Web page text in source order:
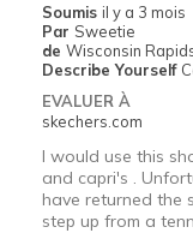
Width
Sizing
View On Shoes
Soumis il y a 3 mois
Par Sweetie
de Wisconsin
Describe Yourself
EVALUER À
skechers.com
I would use this
and capri's .
have returned the
step up from a